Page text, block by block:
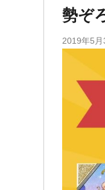
勢ぞ
2019年5月